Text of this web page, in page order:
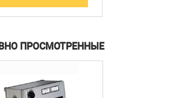
ПРОСМОТРЕННЫЕ